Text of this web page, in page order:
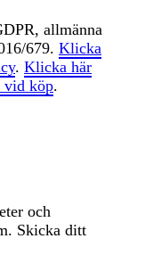
allmänna
679. Klicka
. Klicka här
vid köp.
och
Skicka ditt